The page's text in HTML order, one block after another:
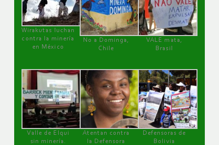
Wirakutas luchan
contra la minería
en México
No a Dominga,
Chile
VALE mata,
Brasil
Valle de Elqui
sin minería.
Atentan contra
la Defensora
Defensoras de
Bolivia